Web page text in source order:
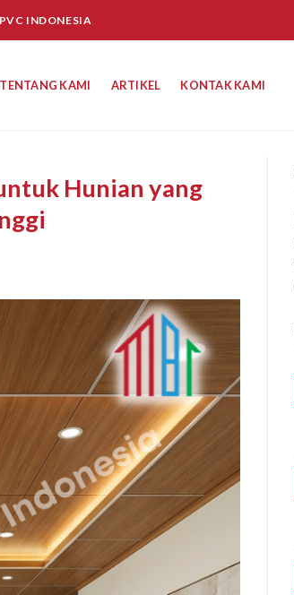
INDONESIA
TENTANG KAMI ARTIKEL KONTAK KAMI
Hunian yang